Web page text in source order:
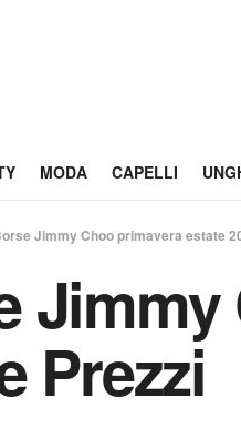
MODA CAPELLI
Jimmy Choo primavera estate
Jimmy
Prezzi